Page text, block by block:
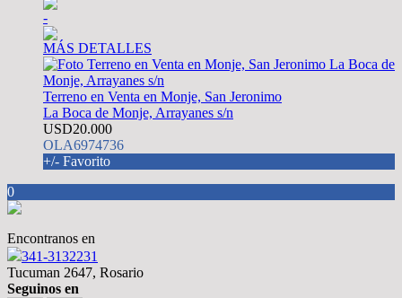
-
MÁS DETALLES
Terreno en Venta en Monje, San Jeronimo
La Boca de Monje, Arrayanes s/n
USD20.000
OLA6974736
+/- Favorito
0
Encontranos en
341-3132231
Tucuman 2647, Rosario
Seguinos en